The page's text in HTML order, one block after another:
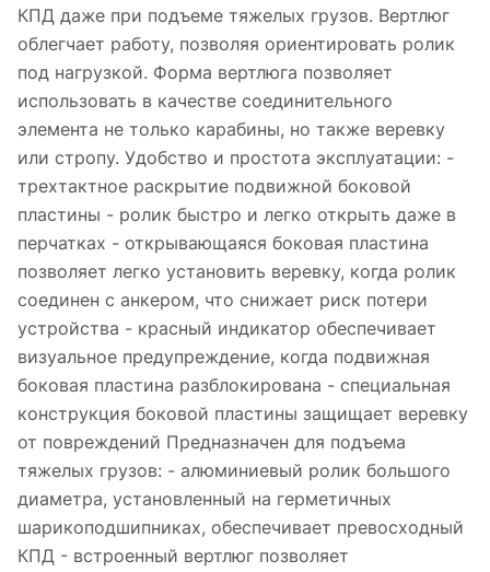
КПД даже при подъеме тяжелых грузов. Вертлюг
облегчает работу, позволяя ориентировать ролик
под нагрузкой. Форма вертлюга позволяет
использовать в качестве соединительного
элемента не только карабины, но также веревку
или стропу. Удобство и простота эксплуатации: -
трехтактное раскрытие подвижной боковой
пластины - ролик быстро и легко открыть даже в
перчатках - открывающаяся боковая пластина
позволяет легко установить веревку, когда ролик
соединен с анкером, что снижает риск потери
устройства - красный индикатор обеспечивает
визуальное предупреждение, когда подвижная
боковая пластина разблокирована - специальная
конструкция боковой пластины защищает веревку
от повреждений Предназначен для подъема
тяжелых грузов: - алюминиевый ролик большого
диаметра, установленный на герметичных
шарикоподшипниках, обеспечивает превосходный
КПД - встроенный вертлюг позволяет